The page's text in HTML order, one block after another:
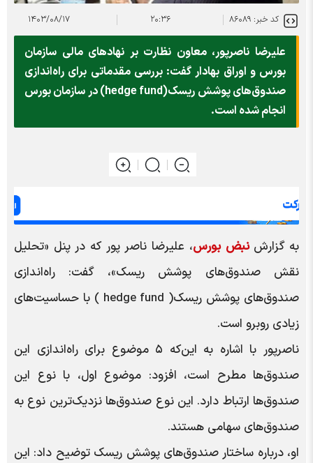
کد خبر: ۸۶۰۸۹ ۲۰:۳۶ ۱۴۰۳/۰۸/۱۷
علیرضا ناصرپور، معاون نظارت بر نهادهای مالی سازمان
بورس و اوراق بهادار گفت: بررسی مقدماتی برای راه‌اندازی
صندوق‌های پوشش ریسک(hedge fund) در سازمان بورس
انجام شده است.
به گزارش نبض بورس، علیرضا ناصر پور که در پنل «تحلیل
نقش صندوق‌های پوشش ریسک»، گفت: راه‌اندازی
صندوق‌های پوشش ریسک( hedge fund ) با حساسیت‌های
زیادی روبرو است.
ناصرپور با اشاره به این‌که ۵ موضوع برای راه‌اندازی این
صندوق‌ها مطرح است، افزود: موضوع اول، با نوع این
صندوق‌ها ارتباط دارد. این نوع صندوق‌ها نزدیک‌ترین نوع به
صندوق‌های سهامی هستند.
او، درباره ساختار صندوق‌های پوشش ریسک توضیح داد: این